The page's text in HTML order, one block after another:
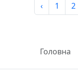
‹ 1 2
Головна